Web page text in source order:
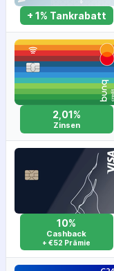
+ 1% Tankrabatt
2,01%
Zinsen
10%
Cashback
+ €52 Prämie